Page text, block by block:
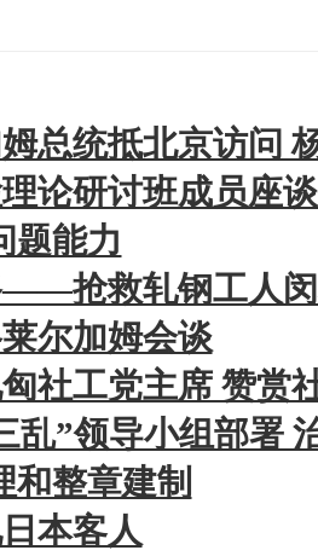
总统抵北京访问
论研讨班成员座
题能力
抢救轧钢工人
尔加姆会谈
社工党主席 赞赏
乱”领导小组部署
和整章建制
本客人